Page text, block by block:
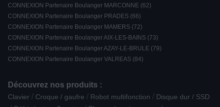
CONNEXION Partenaire Boulanger MARCONNE (62)
CONNEXION Partenaire Boulanger PRADES (66)
CONNEXION Partenaire Boulanger MAMERS (72)
CONNEXION Partenaire Boulanger AIX-LES-BAINS (73)
CONNEXION Partenaire Boulanger AZAY-LE-BRULE (79)
CONNEXION Partenaire Boulanger VALREAS (84)
Découvrez nos produits :
Clavier / Croque / gaufre / Robot multifonction / Disque dur / SSD